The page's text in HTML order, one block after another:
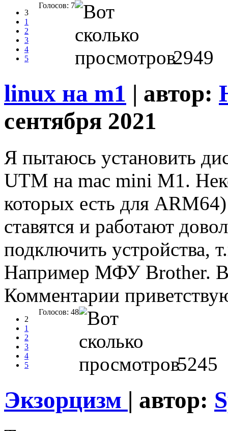
3
1
2
3
4
5
Голосов: 7
2949
linux на m1 | автор:
сентября 2021
Я пытаюсь установить
UTM на mac mini M1.
которых есть для
ставятся и работают
подключить устройства,
Например МФУ Brother.
Комментарии
2
1
2
3
4
5
Голосов: 48
5245
Экзорцизм | автор: